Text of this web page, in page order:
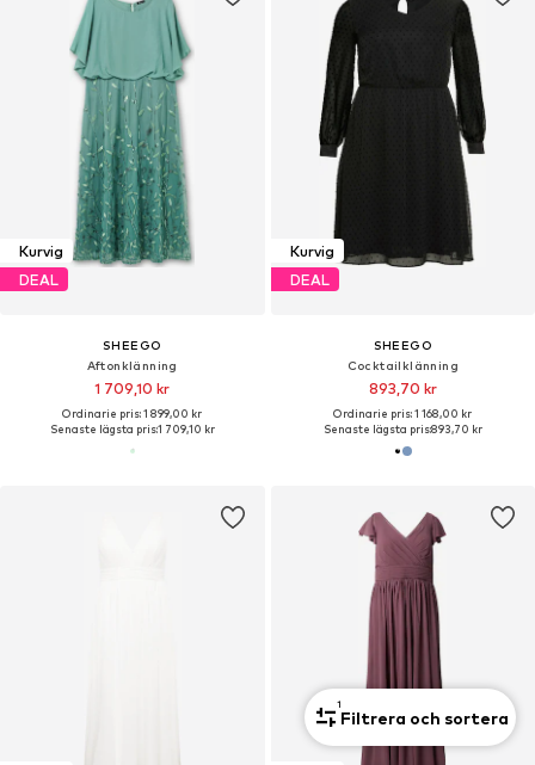
Kurvig
DEAL
SHEEGO
Aftonklänning
1 709,10 kr
Ordinarie pris: 1 899,00 kr
Senaste lägsta pris:1 709,10 kr
Kurvig
DEAL
SHEEGO
Cocktailklänning
893,70 kr
Ordinarie pris: 1 168,00 kr
Senaste lägsta pris:893,70 kr
1
Filtrera och sortera